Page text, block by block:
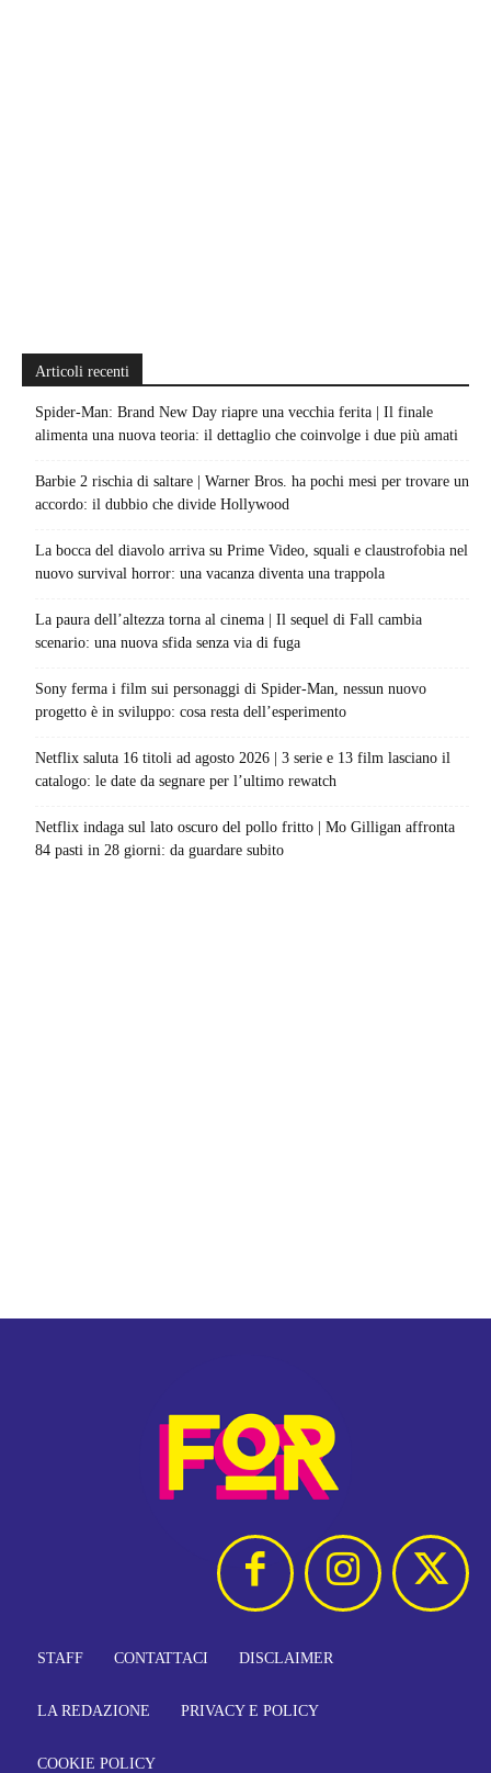
Articoli recenti
Spider-Man: Brand New Day riapre una vecchia ferita | Il finale
alimenta una nuova teoria: il dettaglio che coinvolge i due più amati
Barbie 2 rischia di saltare | Warner Bros. ha pochi mesi per trovare un
accordo: il dubbio che divide Hollywood
La bocca del diavolo arriva su Prime Video, squali e claustrofobia nel
nuovo survival horror: una vacanza diventa una trappola
La paura dell’altezza torna al cinema | Il sequel di Fall cambia
scenario: una nuova sfida senza via di fuga
Sony ferma i film sui personaggi di Spider-Man, nessun nuovo
progetto è in sviluppo: cosa resta dell’esperimento
Netflix saluta 16 titoli ad agosto 2026 | 3 serie e 13 film lasciano il
catalogo: le date da segnare per l’ultimo rewatch
Netflix indaga sul lato oscuro del pollo fritto | Mo Gilligan affronta
84 pasti in 28 giorni: da guardare subito
STAFF CONTATTACI DISCLAIMER
LA REDAZIONE PRIVACY E POLICY
COOKIE POLICY